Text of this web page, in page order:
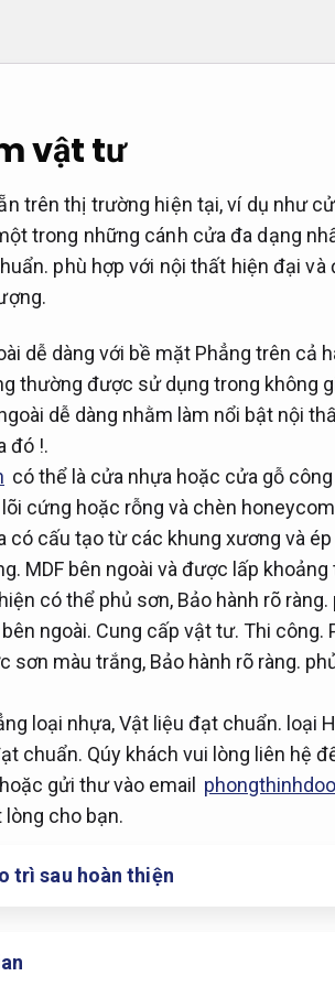
vật tư
trên thị trường hiện tại, ví dụ như
trong những cánh cửa đa dạng
phù hợp với nội thất hiện đại và
dễ dàng với bề mặt Phẳng trên cả
thường được sử dụng trong không
dễ dàng nhằm làm nổi bật nội
đó !.
có thể là cửa nhựa hoặc cửa gỗ
lõi cứng hoặc rỗng và chèn
có cấu tạo từ các khung xương và
MDF bên ngoài và được lấp
có thể phủ sơn, Bảo hành rõ ràng.
ngoài. Cung cấp vật tư. Thi công.
sơn màu trắng, Bảo hành rõ ràng.
loại nhựa,Vật liệu đạt chuẩn. loại
chuẩn. Qúy khách vui lòng liên hệ
hoặc gửi thư vào email
lòng cho bạn.
trì sau hoàn thiện